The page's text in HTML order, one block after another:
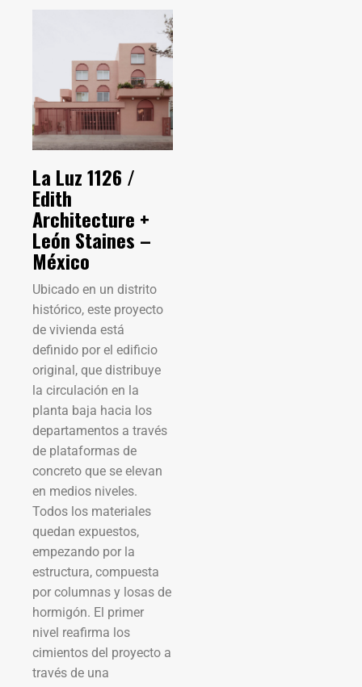
La Luz 1126 /
Edith
Architecture +
León Staines –
México
Ubicado en un distrito
histórico, este proyecto
de vivienda está
definido por el edificio
original, que distribuye
la circulación en la
planta baja hacia los
departamentos a través
de plataformas de
concreto que se elevan
en medios niveles.
Todos los materiales
quedan expuestos,
empezando por la
estructura, compuesta
por columnas y losas de
hormigón. El primer
nivel reafirma los
cimientos del proyecto a
través de una